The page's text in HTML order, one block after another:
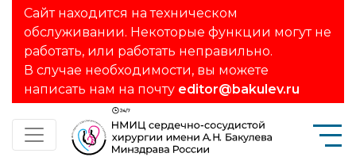
Сайт находится на техническом
обслуживании. Некоторые функции могут не
работать, или работать неправильно.
В случае необходимости, вы можете
написать нам на почту editor@bakulev.ru